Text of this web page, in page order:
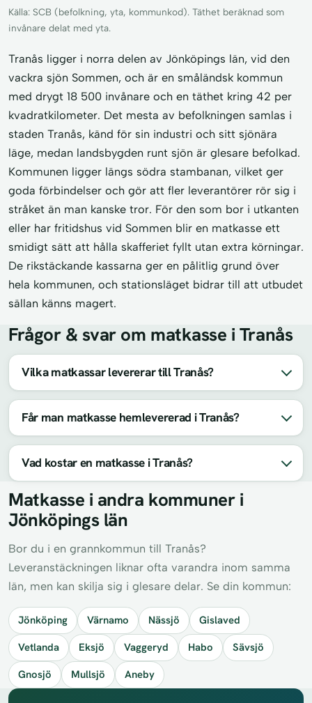
Källa: SCB (befolkning, yta, kommunkod). Täthet beräknad som
invånare delat med yta.
Tranås ligger i norra delen av Jönköpings län, vid den
vackra sjön Sommen, och är en småländsk kommun
med drygt 18 500 invånare och en täthet kring 42 per
kvadratkilometer. Det mesta av befolkningen samlas i
staden Tranås, känd för sin industri och sitt sjönära
läge, medan landsbygden runt sjön är glesare befolkad.
Kommunen ligger längs södra stambanan, vilket ger
goda förbindelser och gör att fler leverantörer rör sig i
stråket än man kanske tror. För den som bor i utkanten
eller har fritidshus vid Sommen blir en matkasse ett
smidigt sätt att hålla skafferiet fyllt utan extra körningar.
De rikstäckande kassarna ger en pålitlig grund över
hela kommunen, och stationsläget bidrar till att utbudet
sällan känns magert.
Frågor & svar om matkasse i Tranås
Vilka matkassar levererar till Tranås?
Får man matkasse hemlevererad i Tranås?
Vad kostar en matkasse i Tranås?
Matkasse i andra kommuner i
Jönköpings län
Bor du i en grannkommun till Tranås?
Leveranstäckningen liknar ofta varandra inom samma
län, men kan skilja sig i glesare delar. Se din kommun:
Jönköping Värnamo Nässjö
Gislaved
Vetlanda
Eksjö Vaggeryd Habo
Sävsjö
Gnosjö
Mullsjö Aneby